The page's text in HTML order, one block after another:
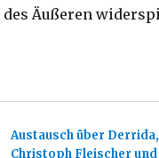
Äußeren
Austausch über Derrida,
Christoph Fleischer und